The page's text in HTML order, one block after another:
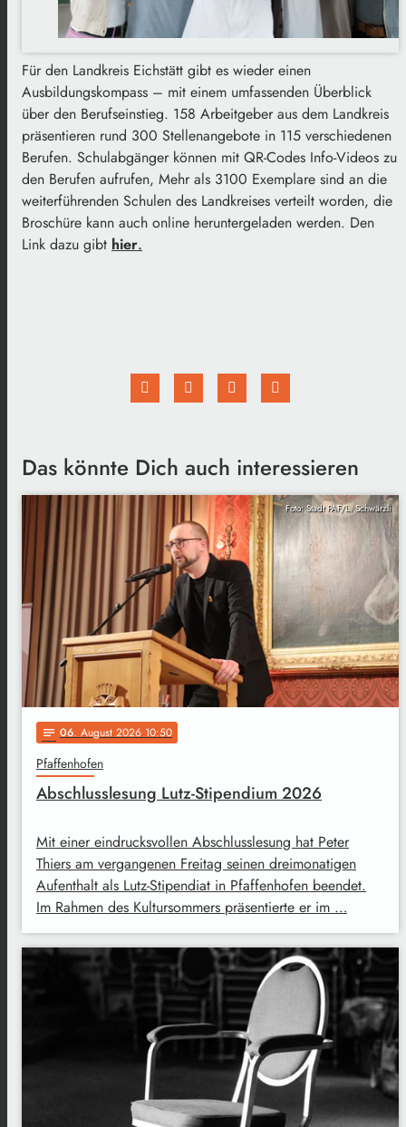
Für den Landkreis Eichstätt gibt es wieder einen
Ausbildungskompass – mit einem umfassenden Überblick
über den Berufseinstieg. 158 Arbeitgeber aus dem Landkreis
präsentieren rund 300 Stellenangebote in 115 verschiedenen
Berufen. Schulabgänger können mit QR-Codes Info-Videos zu
den Berufen aufrufen, Mehr als 3100 Exemplare sind an die
weiterführenden Schulen des Landkreises verteilt worden, die
Broschüre kann auch online heruntergeladen werden. Den
Link dazu gibt hier.
Das könnte Dich auch interessieren
Foto: Stadt PAF/L. Schwärzli
notes 06. August 2026 10:50
Pfaffenhofen
Abschlusslesung Lutz-Stipendium 2026
Mit einer eindrucksvollen Abschlusslesung hat Peter
Thiers am vergangenen Freitag seinen dreimonatigen
Aufenthalt als Lutz-Stipendiat in Pfaffenhofen beendet.
Im Rahmen des Kultursommers präsentierte er im …